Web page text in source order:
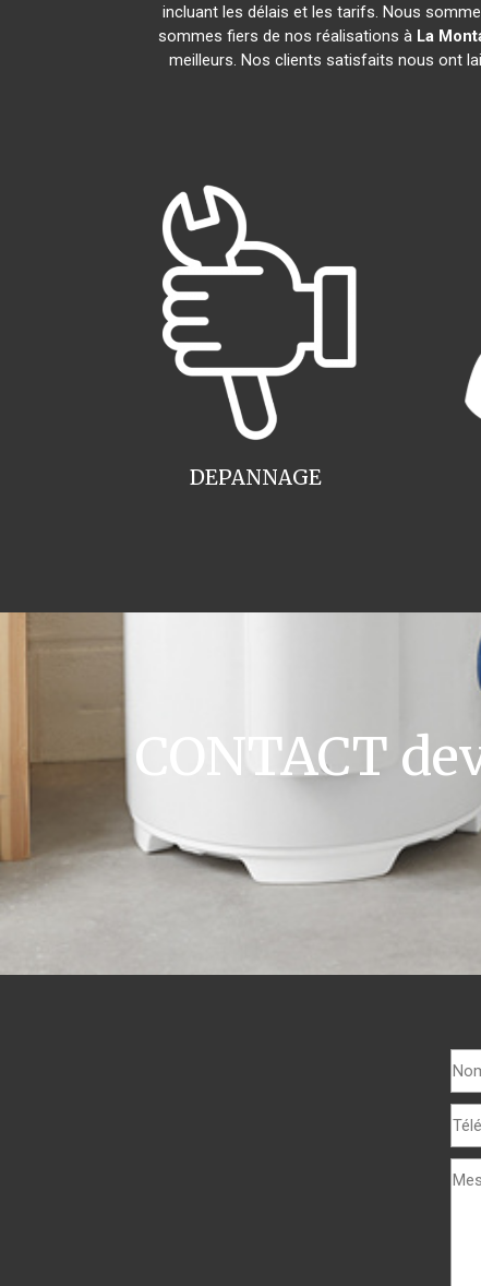
incluant les délais et les tarifs. Nous
sommes fiers de nos réalisations à La
meilleurs. Nos clients satisfaits nous ont
DEPANNAGE
CONTACT